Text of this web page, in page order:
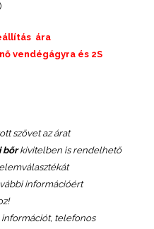
ára
vendégágyra és 2S
szövet az árat
bőrkivitelben is rendelhető
információért
telefonos